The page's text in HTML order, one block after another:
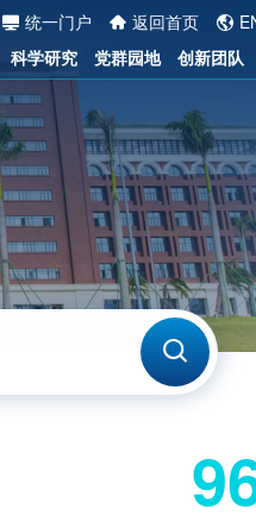
统一门户 返回首页
科学研究 党群园地 创新团队